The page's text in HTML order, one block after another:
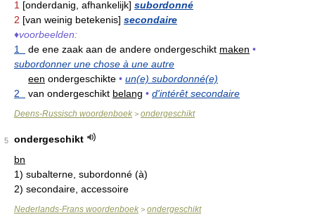
1 [onderdanig, afhankelijk] subordonné
2 [van weinig betekenis] secondaire
♦voorbeelden:
1
de ene zaak aan de andere ondergeschikt maken •
subordonner une chose à une autre
een ondergeschikte • un(e) subordonné(e)
2
van ondergeschikt belang • d'intérêt secondaire
Deens-Russisch woordenboek > ondergeschikt
5
ondergeschikt
bn
1) subalterne, subordonné (à)
2) secondaire, accessoire
Nederlands-Frans woordenboek > ondergeschikt